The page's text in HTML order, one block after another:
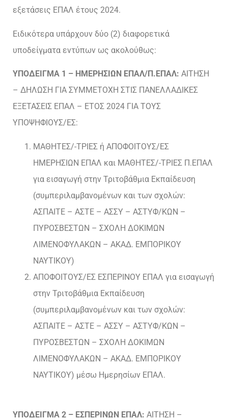
εξετάσεις ΕΠΑΛ έτους 2024.
Ειδικότερα υπάρχουν δύο (2) διαφορετικά
υποδείγματα εντύπων ως ακολούθως:
ΥΠΟΔΕΙΓΜΑ 1 – ΗΜΕΡΗΣΙΩΝ ΕΠΑΛ/Π.ΕΠΑΛ: ΑΙΤΗΣΗ
– ΔΗΛΩΣΗ ΓΙΑ ΣΥΜΜΕΤΟΧΗ ΣΤΙΣ ΠΑΝΕΛΛΑΔΙΚΕΣ
ΕΞΕΤΑΣΕΙΣ ΕΠΑΛ – ΕΤΟΣ 2024 ΓΙΑ ΤΟΥΣ
ΥΠΟΨΗΦΙΟΥΣ/ΕΣ:
ΜΑΘΗΤΕΣ/-ΤΡΙΕΣ ή ΑΠΟΦΟΙΤΟΥΣ/ΕΣ
ΗΜΕΡΗΣΙΩΝ ΕΠΑΛ και ΜΑΘΗΤΕΣ/-ΤΡΙΕΣ Π.ΕΠΑΛ
για εισαγωγή στην Τριτοβάθμια Εκπαίδευση
(συμπεριλαμβανομένων και των σχολών:
ΑΣΠΑΙΤΕ – ΑΣΤΕ – ΑΣΣΥ – ΑΣΤΥΦ/ΚΩΝ –
ΠΥΡΟΣΒΕΣΤΩΝ – ΣΧΟΛΗ ΔΟΚΙΜΩΝ
ΛΙΜΕΝΟΦΥΛΑΚΩΝ – ΑΚΑΔ. ΕΜΠΟΡΙΚΟΥ
ΝΑΥΤΙΚΟΥ)
ΑΠΟΦΟΙΤΟΥΣ/ΕΣ ΕΣΠΕΡΙΝΟΥ ΕΠΑΛ για εισαγωγή
στην Τριτοβάθμια Εκπαίδευση
(συμπεριλαμβανομένων και των σχολών:
ΑΣΠΑΙΤΕ – ΑΣΤΕ – ΑΣΣΥ – ΑΣΤΥΦ/ΚΩΝ –
ΠΥΡΟΣΒΕΣΤΩΝ – ΣΧΟΛΗ ΔΟΚΙΜΩΝ
ΛΙΜΕΝΟΦΥΛΑΚΩΝ – ΑΚΑΔ. ΕΜΠΟΡΙΚΟΥ
ΝΑΥΤΙΚΟΥ) μέσω Ημερησίων ΕΠΑΛ.
ΥΠΟΔΕΙΓΜΑ 2 – ΕΣΠΕΡΙΝΩΝ ΕΠΑΛ: ΑΙΤΗΣΗ –